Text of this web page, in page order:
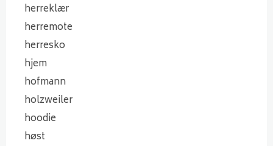
herreklær
herremote
herresko
hjem
hofmann
holzweiler
hoodie
høst